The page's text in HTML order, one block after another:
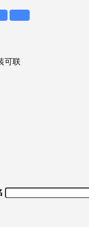
可联